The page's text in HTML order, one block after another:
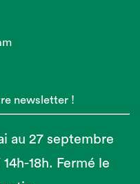
newsletter !
au 27 septembre
18h. Fermé le